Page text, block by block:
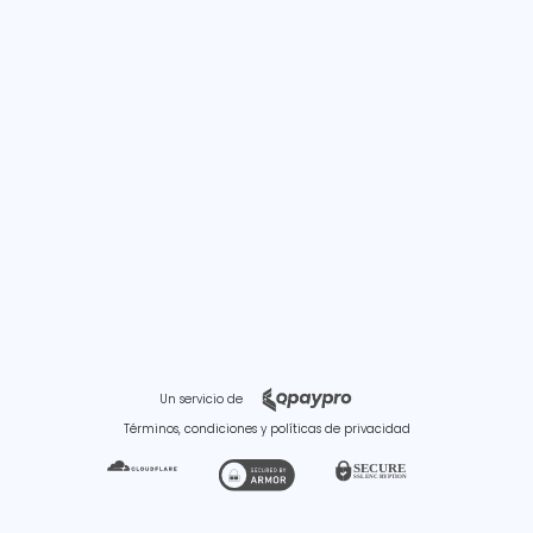
Un servicio de
Términos, condiciones y políticas de privacidad